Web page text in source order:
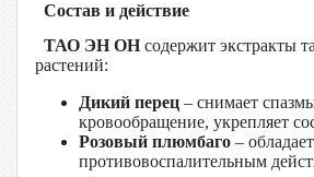
Состав и действие
ТАО ЭН ОНсодержит экстракты
растений:
Дикий перец – снимает
кровообращение, укрепляет
Розовый плюмбаго –
противовоспалительным